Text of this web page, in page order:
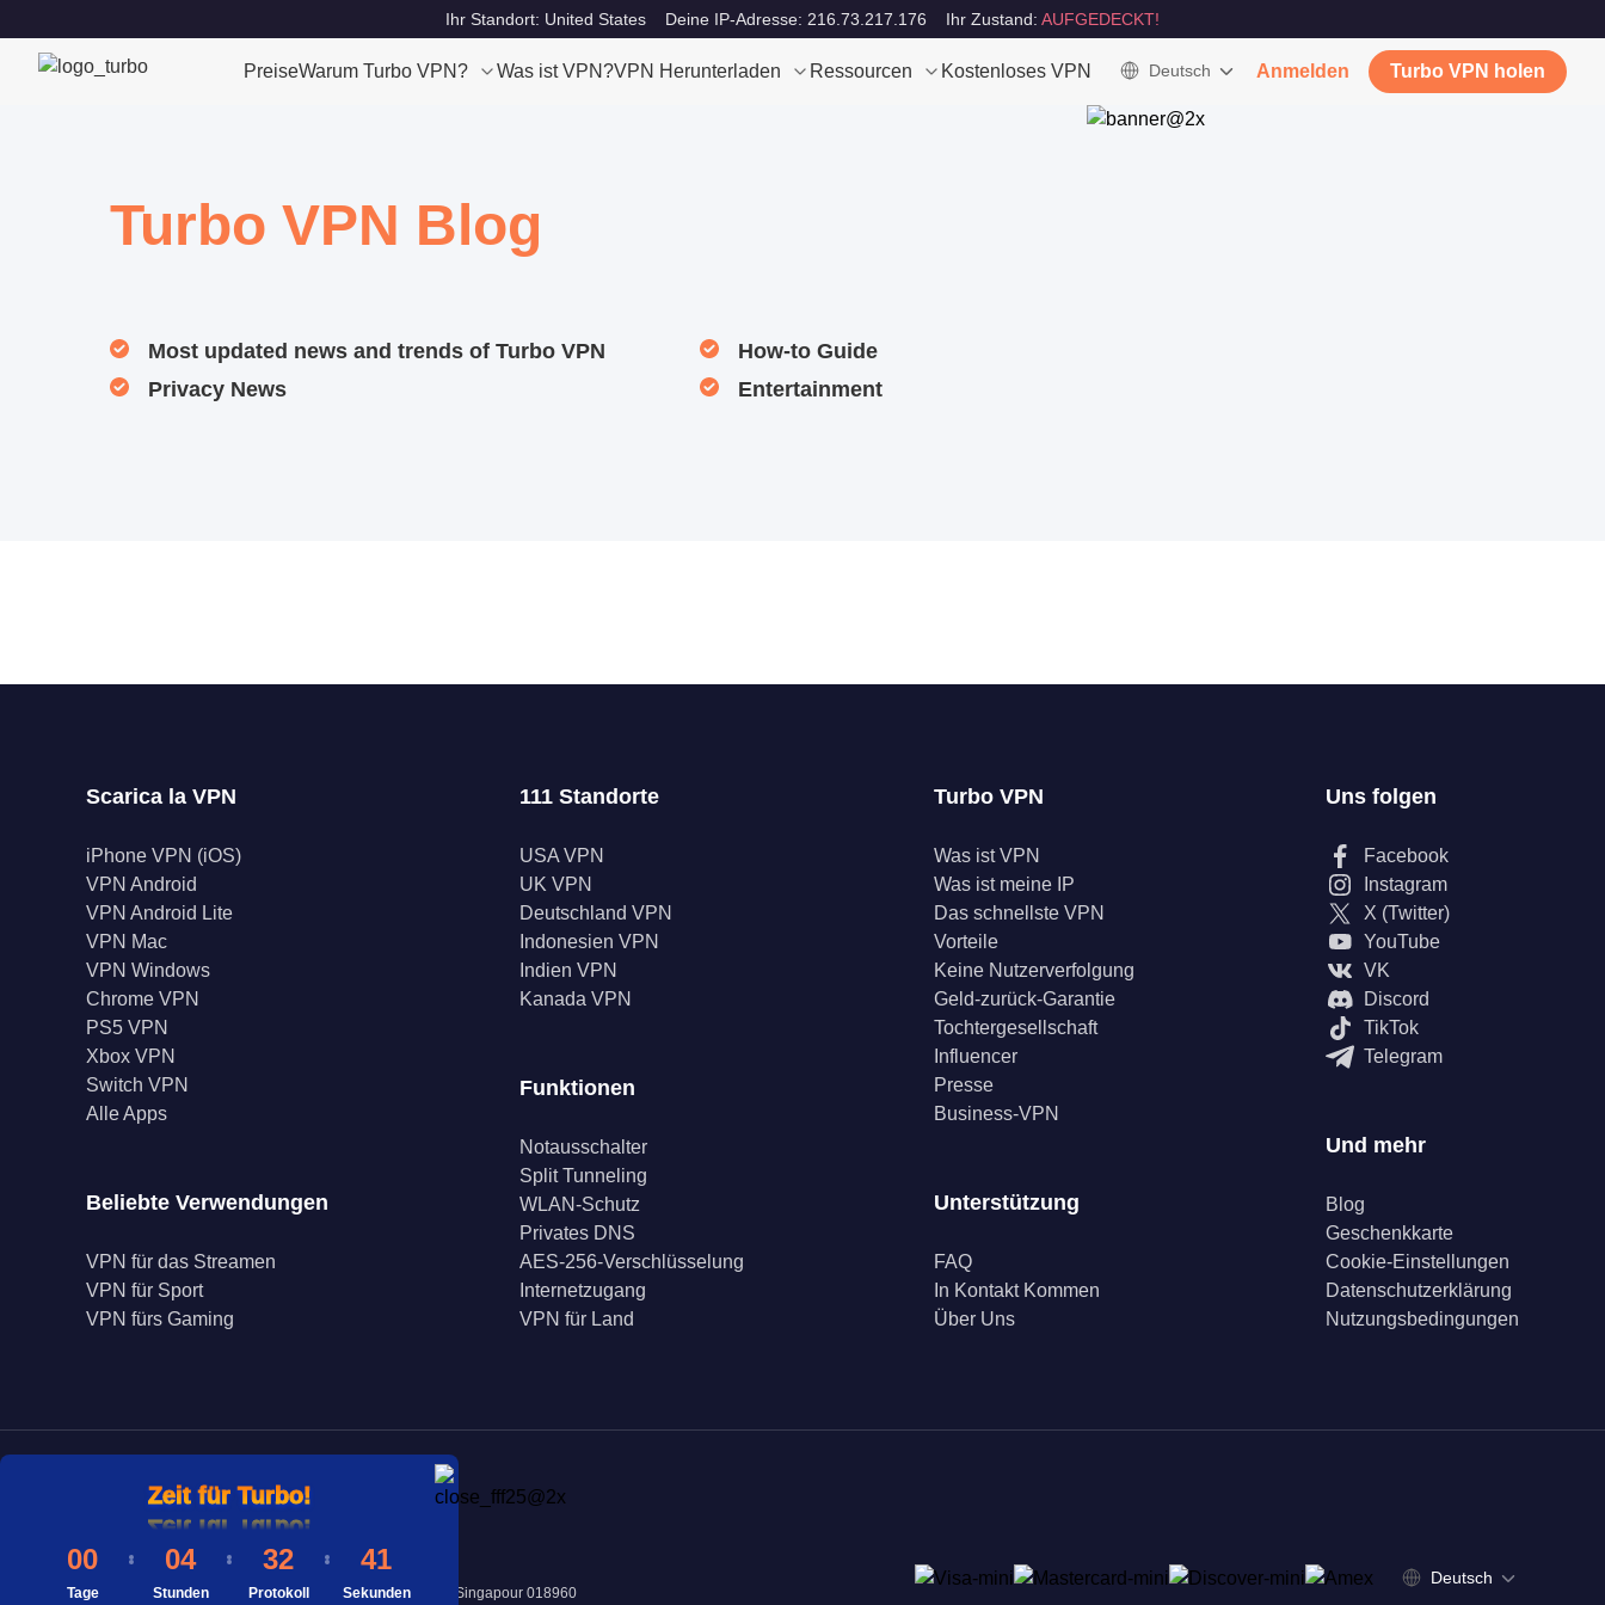
Ihr Standort: United States Deine IP-Adresse: 216.73.217.176 Ihr Zustand: AUFGEDECKT!
PreiseWarum Turbo VPN? Was ist VPN?VPN Herunterladen Ressourcen Kostenloses VPN Deutsch Anmelden Turbo VPN holen
Turbo VPN Blog
Most updated news and trends of Turbo VPN
How-to Guide
Privacy News
Entertainment
Scarica la VPN
iPhone VPN (iOS)
VPN Android
VPN Android Lite
VPN Mac
VPN Windows
Chrome VPN
PS5 VPN
Xbox VPN
Switch VPN
Alle Apps
Beliebte Verwendungen
VPN für das Streamen
VPN für Sport
VPN fürs Gaming
111 Standorte
USA VPN
UK VPN
Deutschland VPN
Indonesien VPN
Indien VPN
Kanada VPN
Funktionen
Notausschalter
Split Tunneling
WLAN-Schutz
Privates DNS
AES-256-Verschlüsselung
Internetzugang
VPN für Land
Turbo VPN
Was ist VPN
Was ist meine IP
Das schnellste VPN
Vorteile
Keine Nutzerverfolgung
Geld-zurück-Garantie
Tochtergesellschaft
Influencer
Presse
Business-VPN
Unterstützung
FAQ
In Kontakt Kommen
Über Uns
Uns folgen
Facebook
Instagram
X (Twitter)
YouTube
VK
Discord
TikTok
Telegram
Und mehr
Blog
Geschenkkarte
Cookie-Einstellungen
Datenschutzerklärung
Nutzungsbedingungen
Adresse : 8 Marina View #43-052A Asia Square Tower 1, Singapour 018960
Deutsch
Zeit für Turbo!
Zeit für Turbo!
Zeit für Turbo!
00 04 32 41
Tage Stunden Protokoll Sekunden